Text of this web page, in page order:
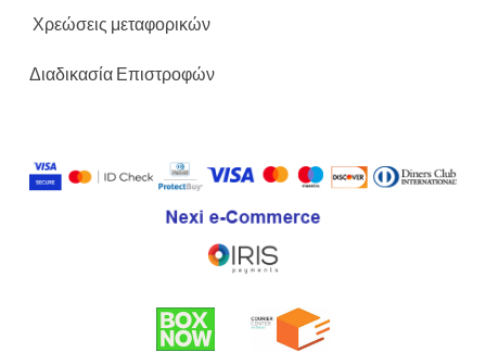
Χρεώσεις μεταφορικών
Διαδικασία Επιστροφών